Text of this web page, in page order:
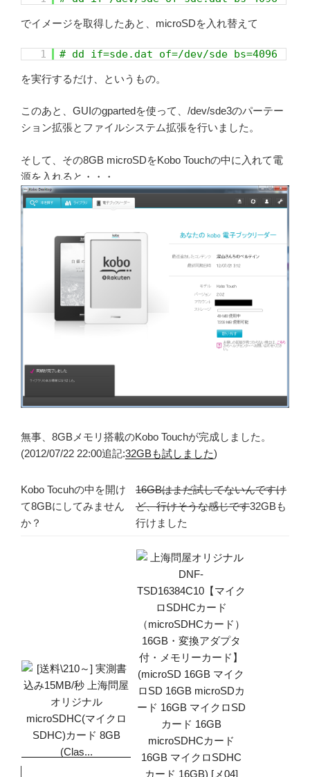
でイメージを取得したあと、microSDを入れ替えて
1 # dd if=sde.dat of=/dev/sde bs=4096
を実行するだけ、というもの。
このあと、GUIのgpartedを使って、/dev/sde3のパーテー
ション拡張とファイルシステム拡張を行いました。
そして、その8GB microSDをKobo Touchの中に入れて電
源を入れると・・・
無事、8GBメモリ搭載のKobo Touchが完成しました。
(2012/07/22 22:00追記:32GBも試しました)
Kobo Tocuhの中を開け
て8GBにしてみません
か？
16GBはまだ試してないんですけ
ど、行けそうな感じです32GBも
行けました